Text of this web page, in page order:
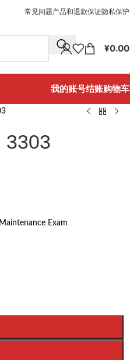
常见问题产品和退款保证隐私保护
¥0.00
我的账号结账购物车
3303
Exam